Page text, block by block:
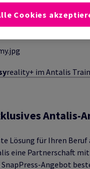
reality+ für visuelle
reality+ im Antalis
Antalis-
Lösung für Ihren
eine Partnerschaft mit
SnapPress-Angebot
Cookies